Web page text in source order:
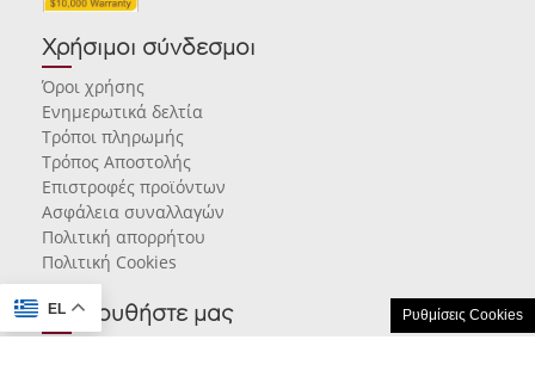
EL Ρυθμίσεις Cookies
Χρήσιμοι σύνδεσμοι
Όροι χρήσης
Ενημερωτικά δελτία
Τρόποι πληρωμής
Τρόπος Αποστολής
Επιστροφές προϊόντων
Ασφάλεια συναλλαγών
Πολιτική απορρήτου
Πολιτική Cookies
Ακολουθήστε μας